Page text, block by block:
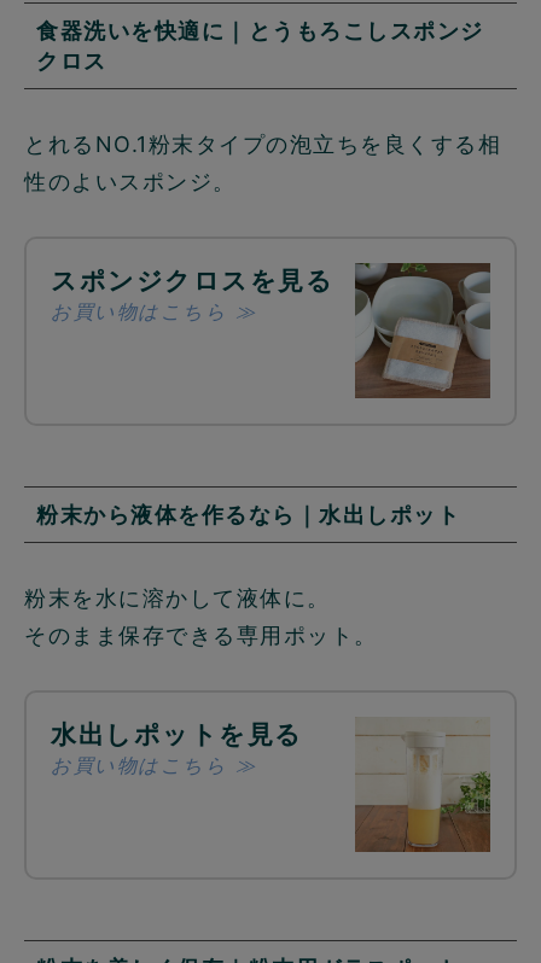
食器洗いを快適に｜とうもろこしスポンジ
クロス
とれるNO.1粉末タイプの泡立ちを良くする相
性のよいスポンジ。
スポンジクロスを見る
お買い物はこちら ≫
粉末から液体を作るなら｜水出しポット
粉末を水に溶かして液体に。
そのまま保存できる専用ポット。
水出しポットを見る
お買い物はこちら ≫